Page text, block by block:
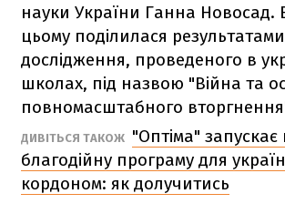
науки України Ганна Новосад.
цьому поділилася результатами
дослідження, проведеного в
школах, під назвою "Війна та
повномасштабного
ДИВІТЬСЯ ТАКОЖ "Оптіма" запускає
благодійну програму для
кордоном: як долучитись